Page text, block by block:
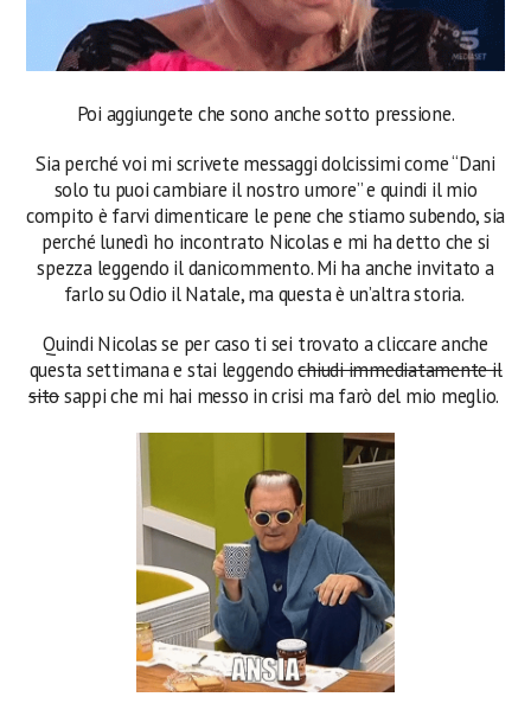
Poi aggiungete che sono anche sotto pressione.
Sia perché voi mi scrivete messaggi dolcissimi come “Dani
solo tu puoi cambiare il nostro umore” e quindi il mio
compito è farvi dimenticare le pene che stiamo subendo, sia
perché lunedì ho incontrato Nicolas e mi ha detto che si
spezza leggendo il danicommento. Mi ha anche invitato a
farlo su Odio il Natale, ma questa è un’altra storia.
Quindi Nicolas se per caso ti sei trovato a cliccare anche
questa settimana e stai leggendochiudi immediatamente il
sitosappi che mi hai messo in crisi ma farò del mio meglio.